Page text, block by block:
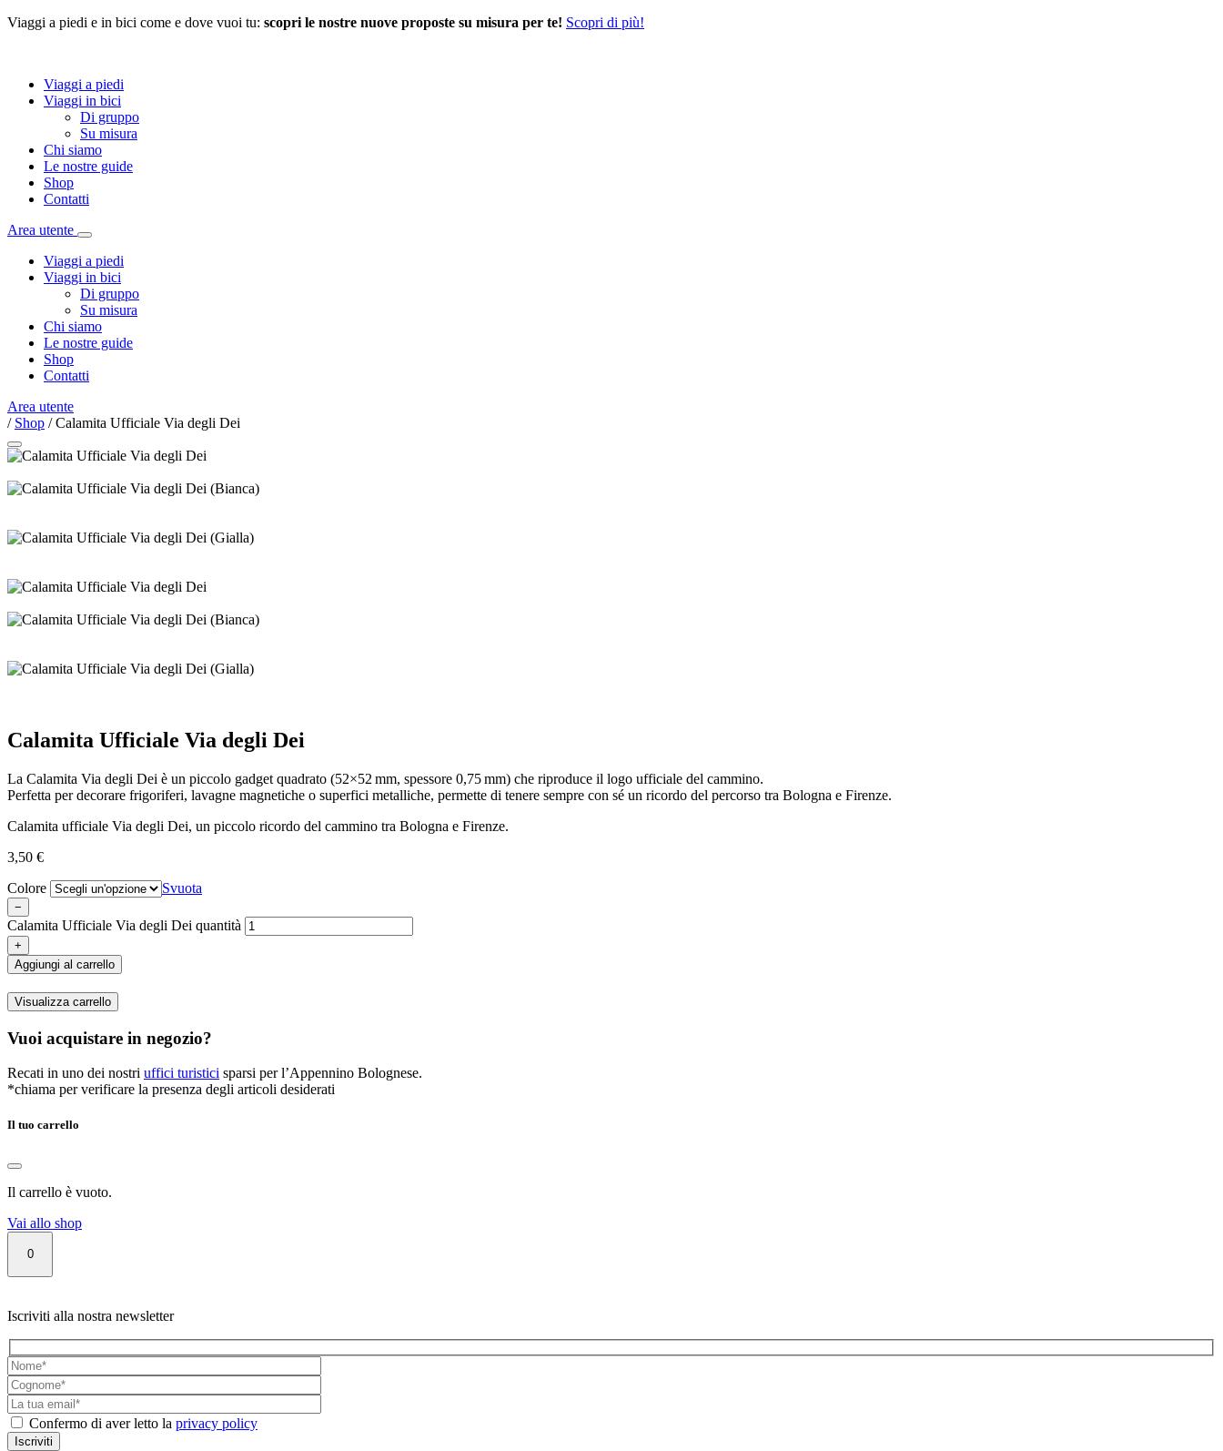
Viaggi a piedi e in bici come e dove vuoi tu: scopri le nostre nuove proposte su misura per te! Scopri di più!
Viaggi a piedi
Viaggi in bici
Di gruppo
Su misura
Chi siamo
Le nostre guide
Shop
Contatti
Area utente
Viaggi a piedi
Viaggi in bici
Di gruppo
Su misura
Chi siamo
Le nostre guide
Shop
Contatti
Area utente
/ Shop /Calamita Ufficiale Via degli Dei
Calamita Ufficiale Via degli Dei
La Calamita Via degli Dei è un piccolo gadget quadrato (52×52 mm, spessore 0,75 mm) che riproduce il logo ufficiale del cammino.
Perfetta per decorare frigoriferi, lavagne magnetiche o superfici metalliche, permette di tenere sempre con sé un ricordo del percorso tra Bologna e Firenze.
Calamita ufficiale Via degli Dei, un piccolo ricordo del cammino tra Bologna e Firenze.
3,50 €
Colore
Svuota
−
Calamita Ufficiale Via degli Dei quantità
+
Aggiungi al carrello
Visualizza carrello
Vuoi acquistare in negozio?
Recati in uno dei nostri uffici turistici sparsi per l’Appennino Bolognese.
*chiama per verificare la presenza degli articoli desiderati
Il tuo carrello
Il carrello è vuoto.
Vai allo shop
0
Iscriviti alla nostra newsletter
Confermo di aver letto la privacy policy